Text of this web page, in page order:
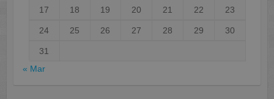
17 18 19 20 21 22 23
24 25 26 27 28 29 30
31
« Mar